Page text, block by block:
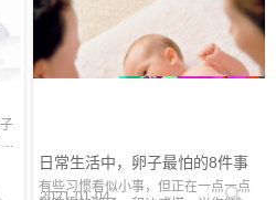
日常生活中，卵子最怕的8件事
有些习惯看似小事，但正在一点一点